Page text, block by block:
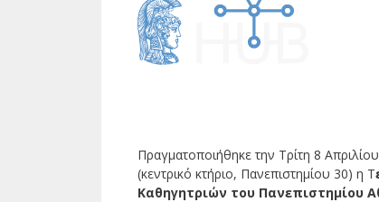
Πραγματοποιήθηκε την Τρίτη 8
(κεντρικό κτήριο, Πανεπιστημίου 30) η Τ
Καθηγητριών του Πανεπιστημίου